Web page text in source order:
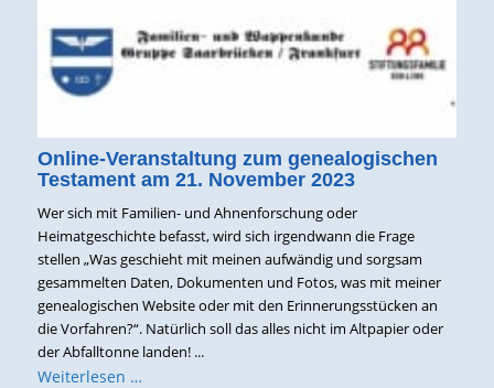
Online-Veranstaltung zum genealogischen
Testament am 21. November 2023
Wer sich mit Familien- und Ahnenforschung oder
Heimatgeschichte befasst, wird sich irgendwann die Frage
stellen „Was geschieht mit meinen aufwändig und sorgsam
gesammelten Daten, Dokumenten und Fotos, was mit meiner
genealogischen Website oder mit den Erinnerungsstücken an
die Vorfahren?“. Natürlich soll das alles nicht im Altpapier oder
der Abfalltonne landen! ...
Weiterlesen …